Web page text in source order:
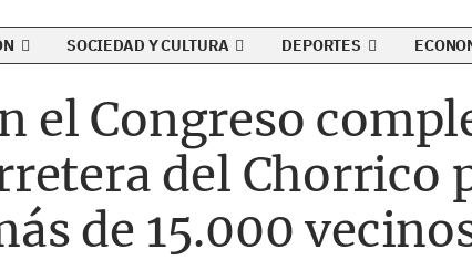
SOCIEDAD Y CULTURA DEPORTES
el Congreso
del Chorrico
de 15.000